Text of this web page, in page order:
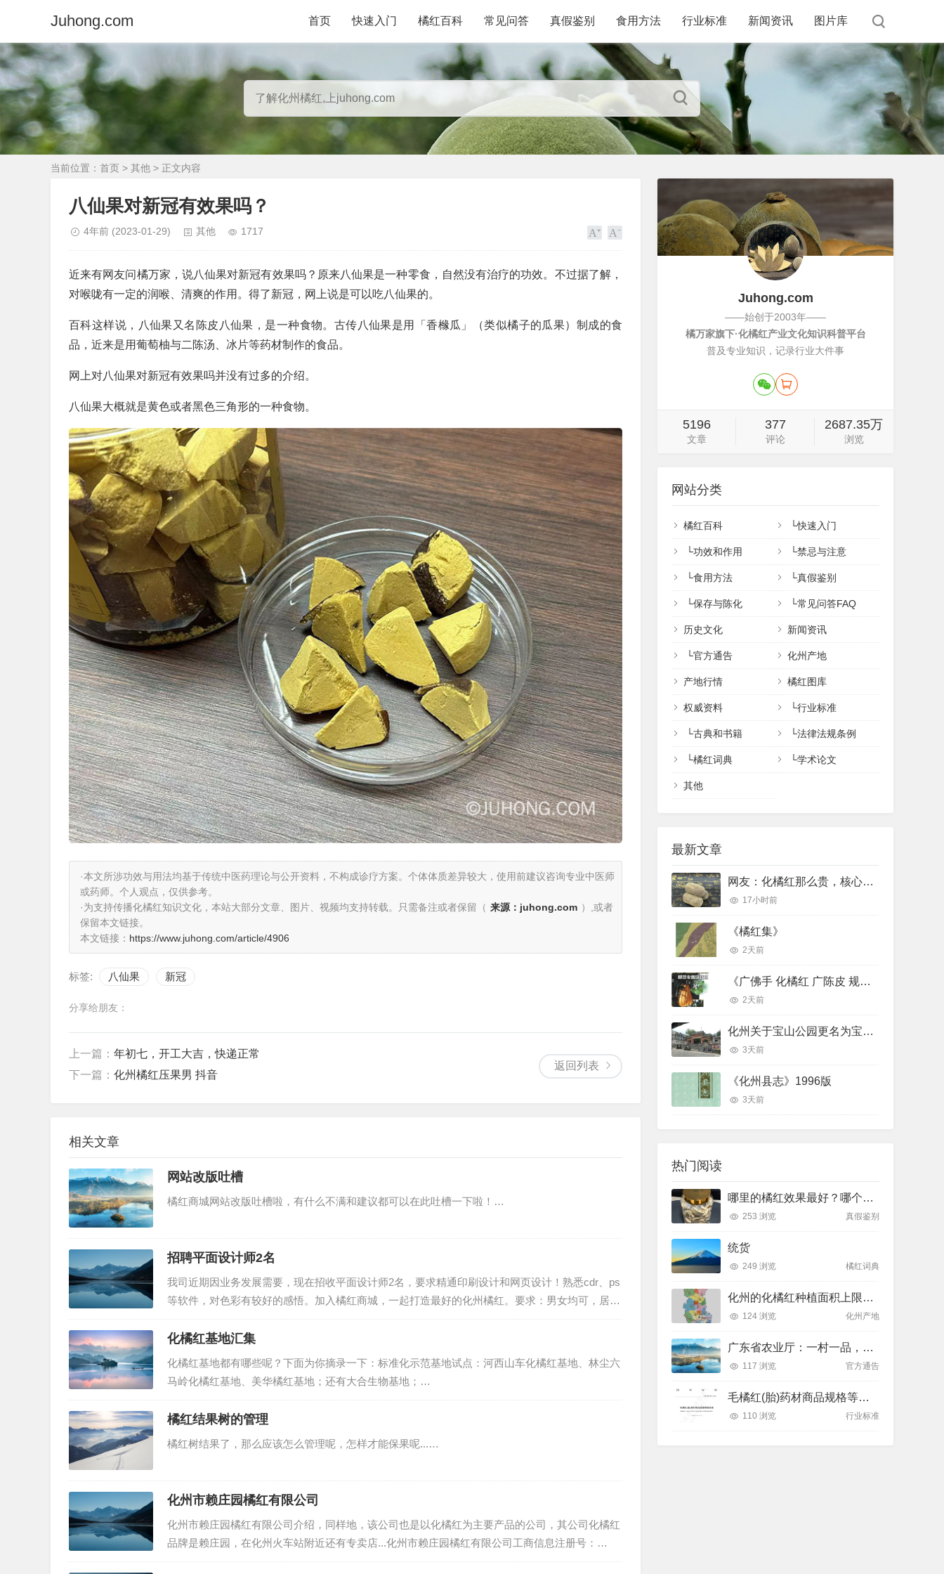
Juhong.com 首页 快速入门 橘红百科 常见问答 真假鉴别 食用方法 行业标准 新闻资讯 图片库
当前位置： 首页 > 其他 > 正文内容
八仙果对新冠有效果吗？
4年前 (2023-01-29) 其他 1717
近来有网友问橘万家，说八仙果对新冠有效果吗？原来八仙果是一种零食，自然没有治疗的功效。不过据了解，
对喉咙有一定的润喉、清爽的作用。得了新冠，网上说是可以吃八仙果的。
百科这样说，八仙果又名陈皮八仙果，是一种食物。古传八仙果是用「香橼瓜」（类似橘子的瓜果）制成的食
品，近来是用葡萄柚与二陈汤、冰片等药材制作的食品。
网上对八仙果对新冠有效果吗并没有过多的介绍。
八仙果大概就是黄色或者黑色三角形的一种食物。
·本文所涉功效与用法均基于传统中医药理论与公开资料，不构成诊疗方案。个体体质差异较大，使用前建议咨询专业中医师
或药师。个人观点，仅供参考。
·为支持传播化橘红知识文化，本站大部分文章、图片、视频均支持转载。只需备注或者保留（ 来源：juhong.com ）,或者
保留本文链接。
本文链接： https://www.juhong.com/article/4906
标签: 八仙果 新冠
分享给朋友：
返回列表
上一篇： 年初七，开工大吉，快递正常
下一篇： 化州橘红压果男 抖音
相关文章
网站改版吐槽
橘红商城网站改版吐槽啦，有什么不满和建议都可以在此吐槽一下啦！…
招聘平面设计师2名
我司近期因业务发展需要，现在招收平面设计师2名，要求精通印刷设计和网页设计！熟悉cdr、ps
等软件，对色彩有较好的感悟。加入橘红商城，一起打造最好的化州橘红。要求：男女均可，居住
化州市区，有作品薪资：2000大洋+部分奖金时限：2014年，10月24号到双十一之前联系方式请查
看本站底部或者联系客服了…
化橘红基地汇集
化橘红基地都有哪些呢？下面为你摘录一下：标准化示范基地试点：河西山车化橘红基地、林尘六
马岭化橘红基地、美华橘红基地；还有大合生物基地；…
橘红结果树的管理
橘红树结果了，那么应该怎么管理呢，怎样才能保果呢...…
化州市赖庄园橘红有限公司
化州市赖庄园橘红有限公司介绍，同样地，该公司也是以化橘红为主要产品的公司，其公司化橘红
品牌是赖庄园，在化州火车站附近还有专卖店...化州市赖庄园橘红有限公司工商信息注册号：
440982000030538 名称：化州市赖庄园橘红有限公司 类型：有限责任公司(自然人投资或控股) 法
Juhong.com
——始创于2003年——
橘万家旗下·化橘红产业文化知识科普平台
普及专业知识，记录行业大件事
5196
文章
377
评论
2687.35万
浏览
网站分类
橘红百科 └快速入门
└功效和作用 └禁忌与注意
└食用方法 └真假鉴别
└保存与陈化 └常见问答FAQ
历史文化 新闻资讯
└官方通告 化州产地
产地行情 橘红图库
权威资料 └行业标准
└古典和书籍 └法律法规条例
└橘红词典 └学术论文
其他
最新文章
网友：化橘红那么贵，核心功效完全可以用便宜的橘红、陈皮完美代替吗？
17小时前
《橘红集》
2天前
《广佛手 化橘红 广陈皮 规范化栽培技术》
2天前
化州关于宝山公园更名为宝山贡园的征求意见稿
3天前
《化州县志》1996版
3天前
热门阅读
哪里的橘红效果最好？哪个产地排名最前面
253 浏览 真假鉴别
统货
249 浏览 橘红词典
化州的化橘红种植面积上限在哪里？
124 浏览 化州产地
广东省农业厅：一村一品，橘红村有3个
117 浏览 官方通告
毛橘红(胎)药材商品规格等级标准 T/GDATCM 0004－2023
110 浏览 行业标准